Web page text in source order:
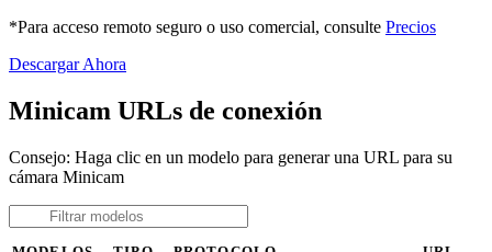
*Para acceso remoto seguro o uso comercial, consulte Precios
Descargar Ahora
Minicam URLs de conexión
Consejo: Haga clic en un modelo para generar una URL para su
cámara Minicam